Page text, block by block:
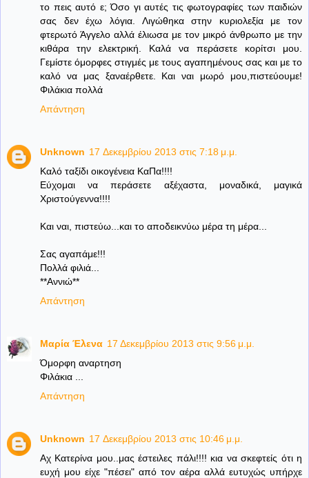
το πεις αυτό ε; Όσο γι αυτές τις φωτογραφίες των παιδιών
σας δεν έχω λόγια. Λιγώθηκα στην κυριολεξία με τον
φτερωτό Άγγελο αλλά έλιωσα με τον μικρό άνθρωπο με την
κιθάρα την ελεκτρική. Καλά να περάσετε κορίτσι μου.
Γεμίστε όμορφες στιγμές με τους αγαπημένους σας και με το
καλό να μας ξαναέρθετε. Και ναι μωρό μου,πιστεύουμε!
Φιλάκια πολλά
Απάντηση
Unknown 17 Δεκεμβρίου 2013 στις 7:18 μ.μ.
Καλό ταξίδι οικογένεια ΚαΠα!!!!
Εύχομαι να περάσετε αξέχαστα, μοναδικά, μαγικά
Χριστούγεννα!!!!
Και ναι, πιστεύω...και το αποδεικνύω μέρα τη μέρα...
Σας αγαπάμε!!!
Πολλά φιλιά...
**Αννιώ**
Απάντηση
Μαρία Έλενα 17 Δεκεμβρίου 2013 στις 9:56 μ.μ.
Όμορφη αναρτηση
Φιλάκια ...
Απάντηση
Unknown 17 Δεκεμβρίου 2013 στις 10:46 μ.μ.
Αχ Κατερίνα μου..μας έστειλες πάλι!!!! κια να σκεφτείς ότι η
ευχή μου είχε "πέσει" από τον αέρα αλλά ευτυχώς υπήρχε